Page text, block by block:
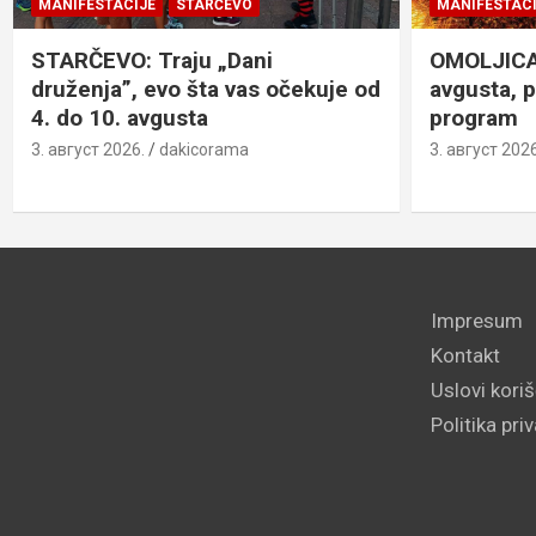
MANIFESTACIJE STARČEVO
STARČEVO: Traju „Dani
druženja”, evo šta vas očekuje od
4. do 10. avgusta
3. август 2026. dakicorama
avgusta,
program
3. август
Impresum
Kontakt
Uslovi
Politika